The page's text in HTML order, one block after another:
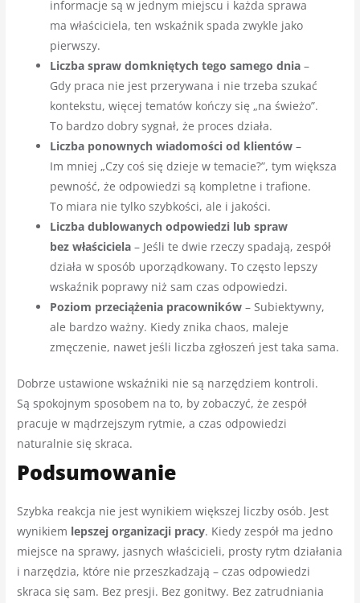
informacje są w jednym miejscu i każda sprawa
ma właściciela, ten wskaźnik spada zwykle jako
pierwszy.
Liczba spraw domkniętych tego samego dnia –
Gdy praca nie jest przerywana i nie trzeba szukać
kontekstu, więcej tematów kończy się „na świeżo”.
To bardzo dobry sygnał, że proces działa.
Liczba ponownych wiadomości od klientów –
Im mniej „Czy coś się dzieje w temacie?”, tym większa
pewność, że odpowiedzi są kompletne i trafione.
To miara nie tylko szybkości, ale i jakości.
Liczba dublowanych odpowiedzi lub spraw
bez właściciela – Jeśli te dwie rzeczy spadają, zespół
działa w sposób uporządkowany. To często lepszy
wskaźnik poprawy niż sam czas odpowiedzi.
Poziom przeciążenia pracowników – Subiektywny,
ale bardzo ważny. Kiedy znika chaos, maleje
zmęczenie, nawet jeśli liczba zgłoszeń jest taka sama.
Dobrze ustawione wskaźniki nie są narzędziem kontroli.
Są spokojnym sposobem na to, by zobaczyć, że zespół
pracuje w mądrzejszym rytmie, a czas odpowiedzi
naturalnie się skraca.
Podsumowanie
Szybka reakcja nie jest wynikiem większej liczby osób. Jest
wynikiem lepszej organizacji pracy. Kiedy zespół ma jedno
miejsce na sprawy, jasnych właścicieli, prosty rytm działania
i narzędzia, które nie przeszkadzają – czas odpowiedzi
skraca się sam. Bez presji. Bez gonitwy. Bez zatrudniania